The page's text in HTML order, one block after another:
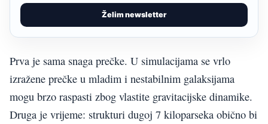
Želim newsletter
Prva je sama snaga prečke. U simulacijama se vrlo
izražene prečke u mladim i nestabilnim galaksijama
mogu brzo raspasti zbog vlastite gravitacijske dinamike.
Druga je vrijeme: strukturi dugoj 7 kiloparseka obično bi